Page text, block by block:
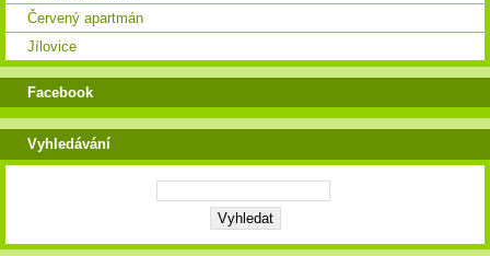
Červený apartmán
Jílovice
Facebook
Vyhledávání